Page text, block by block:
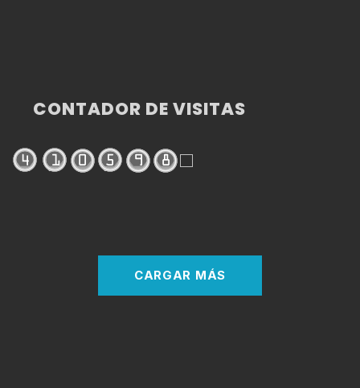
CONTADOR DE VISITAS
CARGAR MÁS